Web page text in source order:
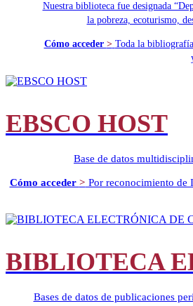
Nuestra biblioteca fue designada
la pobreza, ecoturismo,
Cómo acceder > Toda la
EBSCO HOST
Base de datos
Cómo acceder > Por reconocimiento de
BIBLIOTECA
Bases de datos de publicaciones